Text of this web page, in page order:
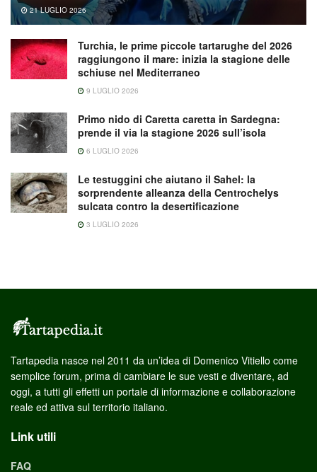
21 LUGLIO 2026
Turchia, le prime piccole tartarughe del 2026
raggiungono il mare: inizia la stagione delle
schiuse nel Mediterraneo
9 LUGLIO 2026
Primo nido di Caretta caretta in Sardegna:
prende il via la stagione 2026 sull’isola
6 LUGLIO 2026
Le testuggini che aiutano il Sahel: la
sorprendente alleanza della Centrochelys
sulcata contro la desertificazione
3 LUGLIO 2026
Tartapedia nasce nel 2011 da un’idea di Domenico Vitiello come
semplice forum, prima di cambiare le sue vesti e diventare, ad
oggi, a tutti gli effetti un portale di informazione e collaborazione
reale ed attiva sul territorio italiano.
Link utili
FAQ